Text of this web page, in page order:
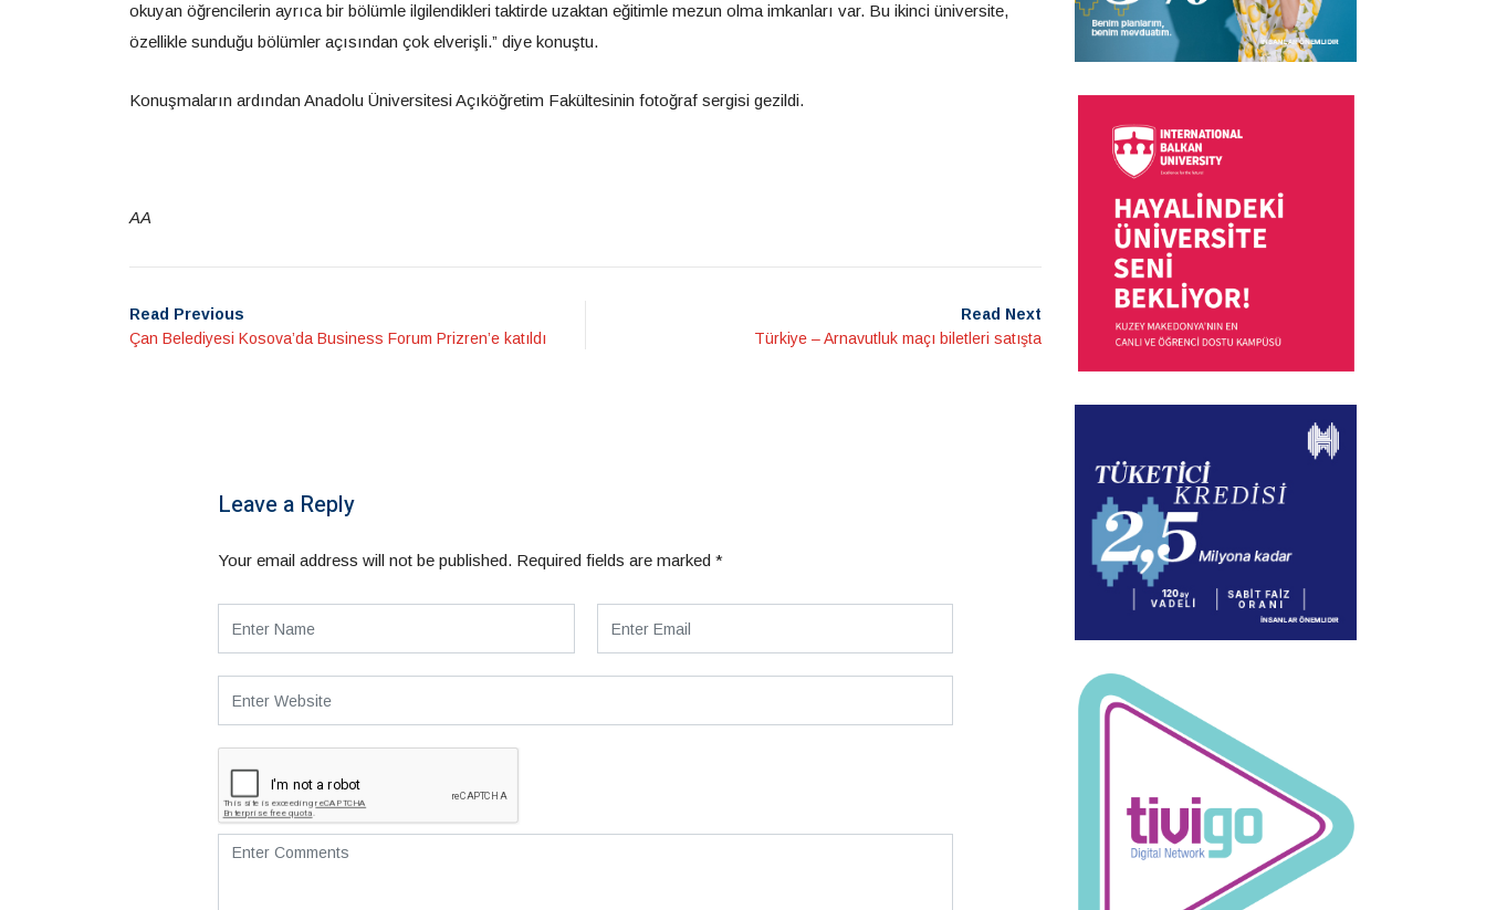
okuyan öğrencilerin ayrıca bir bölümle ilgilendikleri taktirde uzaktan eğitimle mezun olma imkanları var. Bu ikinci üniversite,
özellikle sunduğu bölümler açısından çok elverişli.” diye konuştu.
Konuşmaların ardından Anadolu Üniversitesi Açıköğretim Fakültesinin fotoğraf sergisi gezildi.
AA
Read Previous
Çan Belediyesi Kosova’da Business Forum Prizren’e katıldı
Read Next
Türkiye – Arnavutluk maçı biletleri satışta
Leave a Reply
Your email address will not be published. Required fields are marked *